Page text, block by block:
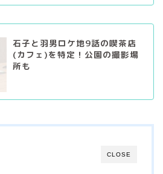
石子と羽男ロケ地9話の喫茶店
(カフェ)を特定！公園の撮影場
所も
CLOSE